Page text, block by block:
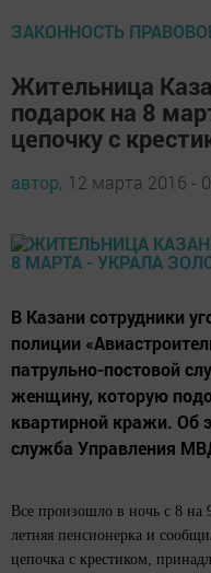
ЗАКОННОСТЬ
Жительница
подарок на 8
цепочку с
автор, 12 марта 2016 -
В Казани сотрудники
полиции
патрульно-постовой
женщину, которую
квартирной кражи. Об
служба Управления
Все произошло в ночь с 8 на
летняя пенсионерка и
цепочка с крестиком,